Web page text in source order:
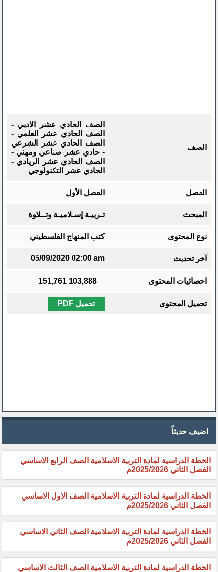
الصف
الصف الحادي عشر الادبي -
الصف الحادي عشر العلمي -
الصف الحادي عشر الشرعي
- حادي عشر صناعي ومهني -
الصف الحادي عشر الريادي -
الحادي عشر التكنولوجي
الفصل الفصل الأول
المبحث تـربيـة إسـلاميـة وتــلاوة
نوع المحتوى كتب المنهاج الفلسطيني
آخر تحديث 05/09/2020 02:00 am
احصائيات المحتوى 103,888
151,761
تحميل المحتوى تحميل PDF
اضيف حديثاً
الخطة الدراسية لمادة التربية الاسلامية الصف الرابع الاساسي
الفصل الثاني 2025/2026م
الخطة الدراسية لمادة التربية الاسلامية الصف الاول الاساسي
الفصل الثاني 2025/2026م
الخطة الدراسية لمادة التربية الاسلامية الصف الثاني الاساسي
الفصل الثاني 2025/2026م
الخطة الدراسية لمادة التربية الاسلامية الصف الثالث الاساسي